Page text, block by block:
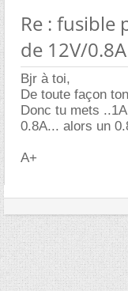
Re : fusible
de 12V/
Bjr à toi,
De toute façon
Donc tu mets
0.8A... alors un
A+